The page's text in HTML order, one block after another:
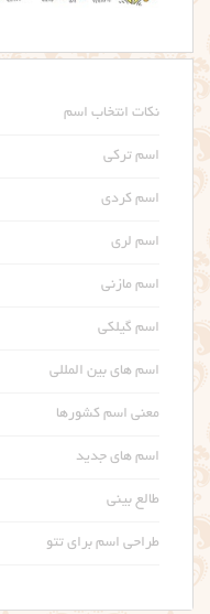
نکات انتخاب اسم
اسم ترکی
اسم کردی
اسم لری
اسم مازنی
اسم گیلکی
اسم های بین المللی
معنی اسم کشورها
اسم های جدید
طالع بینی
طراحی اسم برای تتو